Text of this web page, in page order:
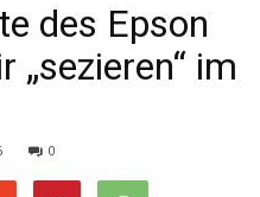
des Epson
„sezieren“ im
0